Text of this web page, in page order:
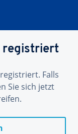
registriert
Falls
Sie sich jetzt